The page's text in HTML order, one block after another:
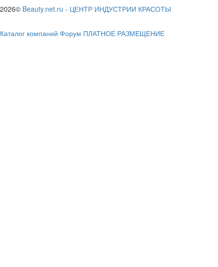
2026© Beauty.net.ru - ЦЕНТР ИНДУСТРИИ КРАСОТЫ
Каталог компаний Форум ПЛАТНОЕ РАЗМЕЩЕНИЕ